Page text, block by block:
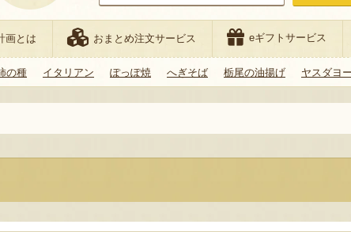
画とは おまとめ注文サービス eギフトサービス
の種 イタリアン ぽっぽ焼 へぎそば 栃尾の油揚げ ヤスダヨ